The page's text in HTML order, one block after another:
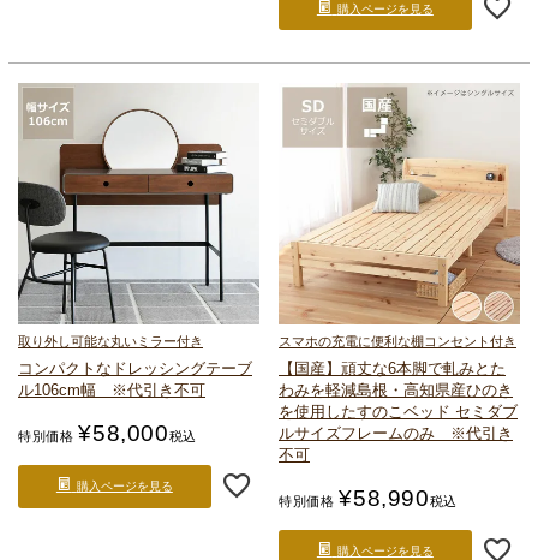
購入ページを見る
取り外し可能な丸いミラー付き
コンパクトなドレッシングテーブ
ル106cm幅 ※代引き不可
特別価格 ¥58,000税込
購入ページを見る
スマホの充電に便利な棚コンセント付き
【国産】頑丈な6本脚で軋みとた
わみを軽減島根・高知県産ひのき
を使用したすのこベッド セミダブ
ルサイズフレームのみ ※代引き
不可
特別価格 ¥58,990税込
購入ページを見る